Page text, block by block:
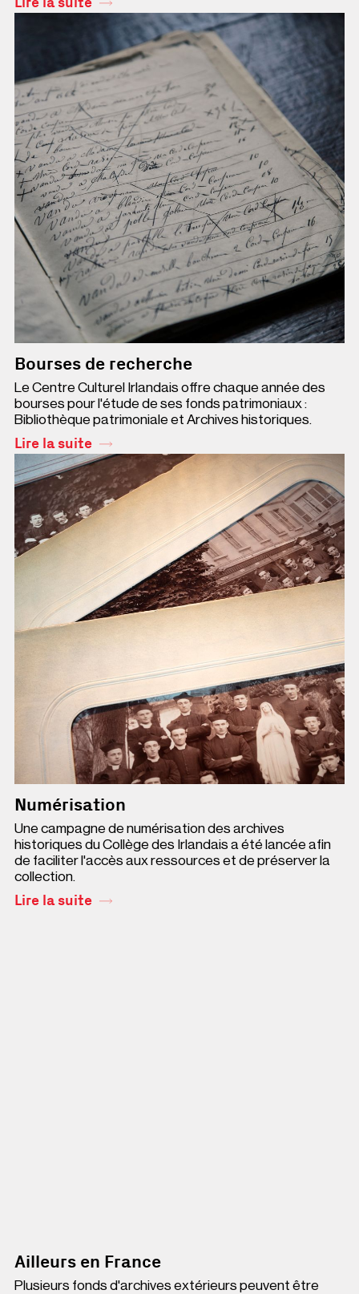
Bourses de recherche
Le Centre Culturel Irlandais offre chaque année des
bourses pour l'étude de ses fonds patrimoniaux :
Bibliothèque patrimoniale et Archives historiques.
Numérisation
Une campagne de numérisation des archives
historiques du Collège des Irlandais a été lancée afin
de faciliter l'accès aux ressources et de préserver la
collection.
Ailleurs en France
Plusieurs fonds d'archives extérieurs peuvent être